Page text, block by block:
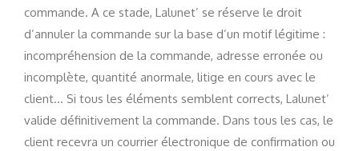
commande. A ce stade, Lalunet’ se réserve le droit
d’annuler la commande sur la base d’un motif légitime :
incompréhension de la commande, adresse erronée ou
incomplète, quantité anormale, litige en cours avec le
client… Si tous les éléments semblent corrects, Lalunet’
valide définitivement la commande. Dans tous les cas, le
client recevra un courrier électronique de confirmation ou